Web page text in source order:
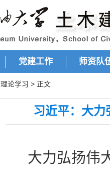
党建工作 师资队
理论学习 > 正文
习近平：​大
大力弘扬伟